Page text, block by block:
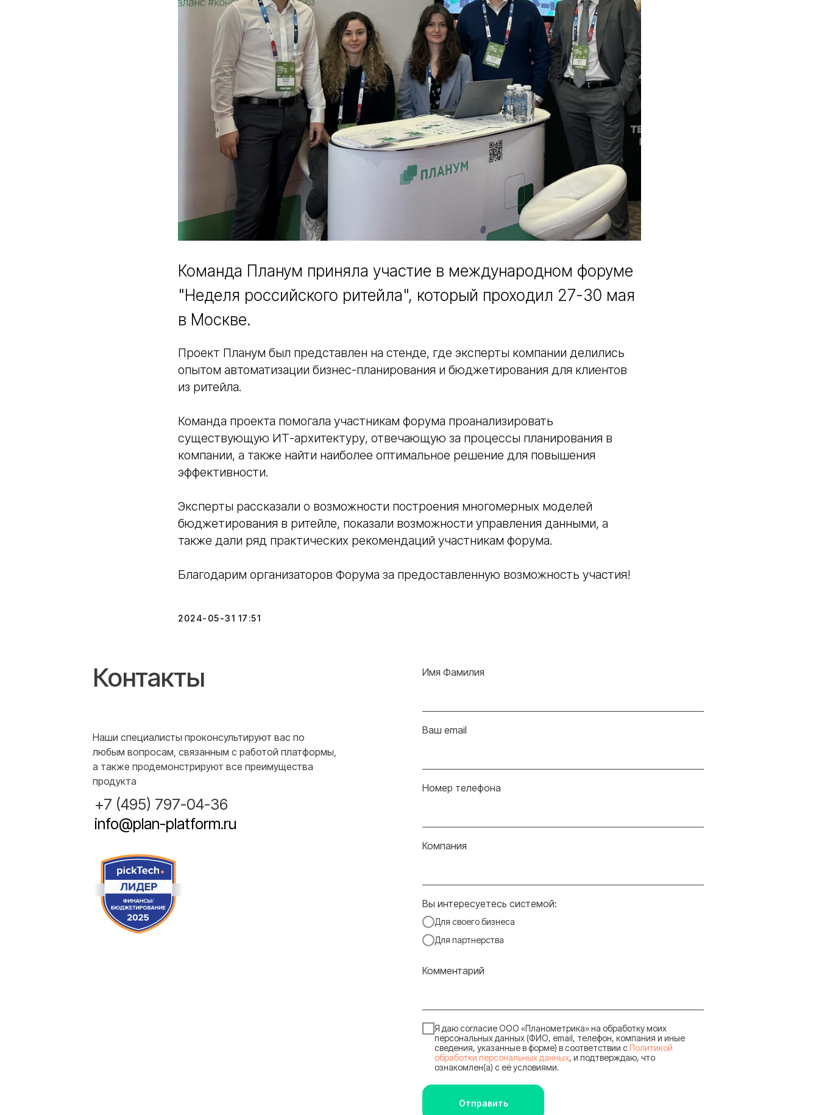
Команда Планум приняла участие в международном форуме
"Неделя российского ритейла", который проходил 27-30 мая
в Москве.
Проект Планум был представлен на стенде, где эксперты компании делились
опытом автоматизации бизнес-планирования и бюджетирования для клиентов
из ритейла.
Команда проекта помогала участникам форума проанализировать
существующую ИТ-архитектуру, отвечающую за процессы планирования в
компании, а также найти наиболее оптимальное решение для повышения
эффективности.
Эксперты рассказали о возможности построения многомерных моделей
бюджетирования в ритейле, показали возможности управления данными, а
также дали ряд практических рекомендаций участникам форума.
Благодарим организаторов Форума за предоставленную возможность участия!
2024-05-31 17:51
Контакты
Наши специалисты проконсультируют вас по
любым вопросам, связанным с работой платформы,
а также продемонстрируют все преимущества
продукта
+7 (495) 797-04-36
info@plan-platform.ru
Имя Фамилия
Ваш email
Номер телефона
Компания
Вы интересуетесь системой:
Для своего бизнеса
Для партнерства
Комментарий
Я даю согласие ООО «Планометрика» на обработку моих
персональных данных (ФИО, email, телефон, компания и иные
сведения, указанные в форме) в соответствии с Политикой
обработки персональных данных, и подтверждаю, что
ознакомлен(а) с её условиями.
Отправить